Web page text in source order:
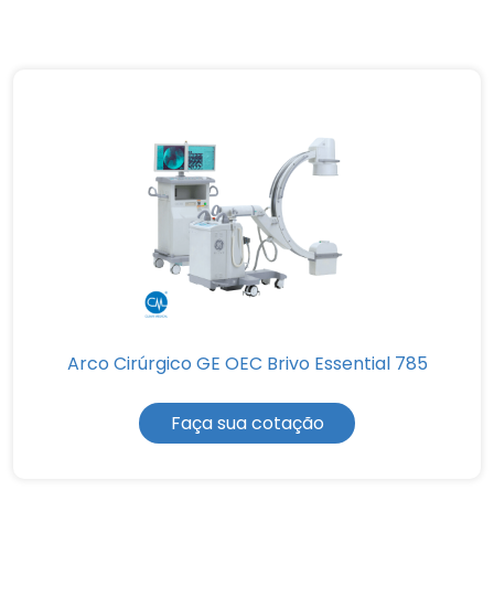
Arco Cirúrgico GE OEC Brivo Essential 785
Faça sua cotação